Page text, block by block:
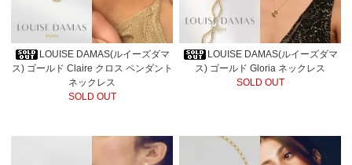
LOUISE DAMAS(ルイーズダマ
ス) ゴールド Claire クロス ペンダント
ネックレス
SOLD OUT
LOUISE DAMAS(ルイーズダマ
ス) ゴールド Gloria ネックレス
SOLD OUT